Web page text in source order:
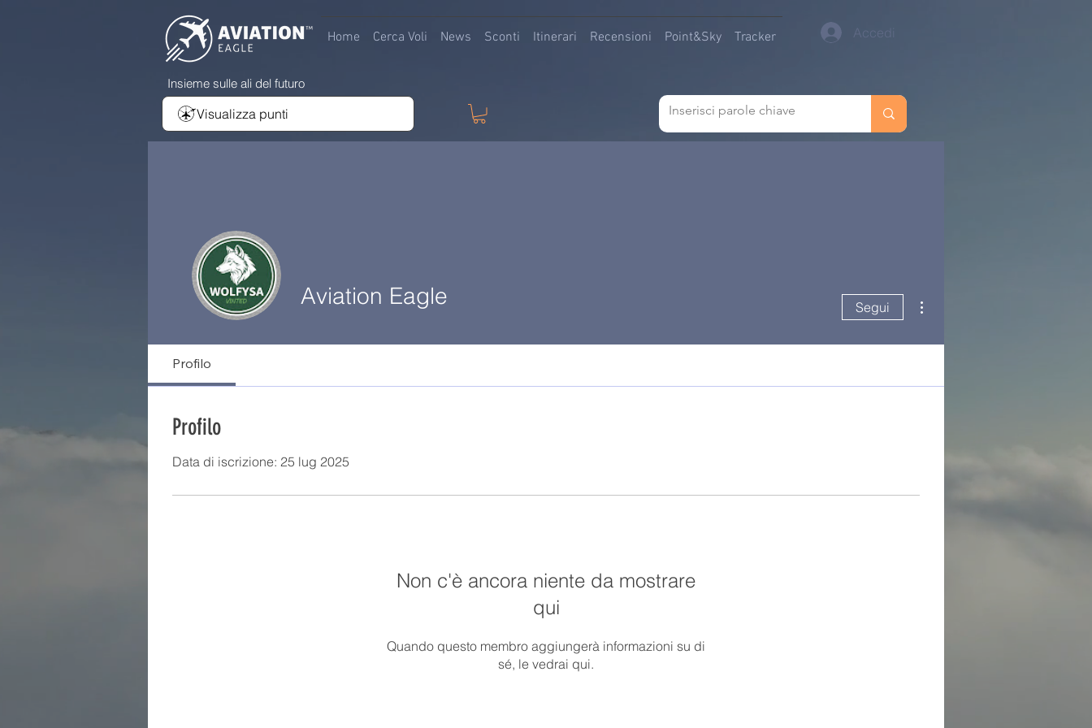
Insieme sulle ali del futuro
Home Cerca Voli News Sconti Itinerari Recensioni Point&Sky Tracker Accedi
Visualizza punti
Aviation Eagle Segui
Profilo
Profilo
Data di iscrizione: 25 lug 2025
Non c'è ancora niente da mostrare
qui
Quando questo membro aggiungerà informazioni su di
sé, le vedrai qui.